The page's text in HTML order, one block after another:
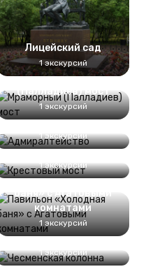
Лицейский сад
1 экскурсий
Мраморный
(Палладиев) мост
1 экскурсий
Адмиралтейство
1 экскурсий
Крестовый мост
1 экскурсий
Павильон «Холодная
баня» с Агатовыми
комнатами
1 экскурсий
Чесменская колонна
1 экскурсий